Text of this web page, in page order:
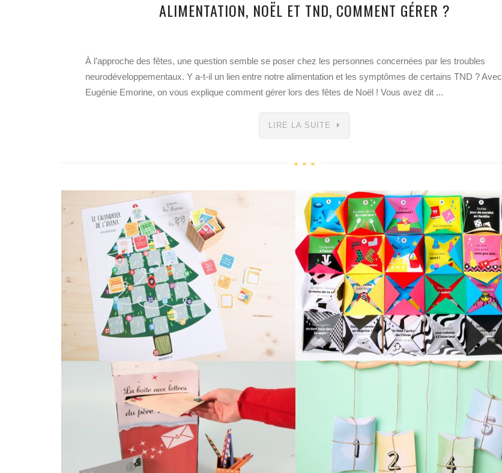
ALIMENTATION, NOËL ET TND, COMMENT GÉRER ?
À l’approche des fêtes, une question semble se poser chez les personnes concernées par les troubles
neurodéveloppementaux. Y a-t-il un lien entre notre alimentation et les symptômes de certains TND ? Avec
Eugénie Emorine, on vous explique comment gérer lors des fêtes de Noël ! Vous avez dit ...
LIRE LA SUITE